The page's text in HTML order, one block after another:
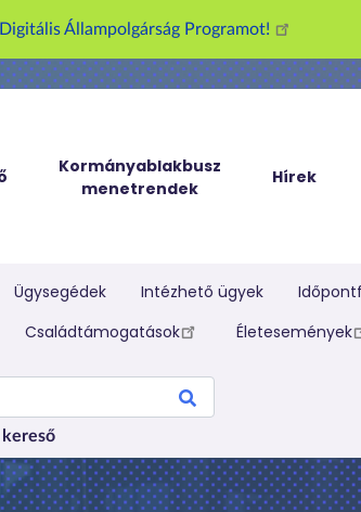
Állampolgárság Programot!
Kormányablakbusz
menetrendek
Hírek
Ügysegédek Intézhető ügyek
Családtámogatások Életesemények
kereső